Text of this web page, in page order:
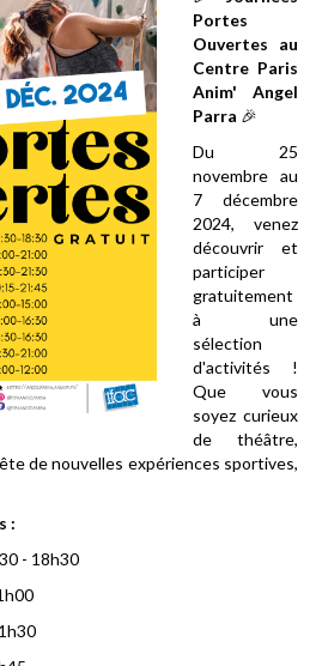
Portes
Ouvertes au
Centre Paris
Anim' Angel
Parra 🎉
Du 25
novembre au
7 décembre
2024, venez
découvrir et
participer
gratuitement
à une
sélection
d'activités !
Que vous
soyez curieux
de théâtre,
de nouvelles expériences sportives,
:
- 18h30